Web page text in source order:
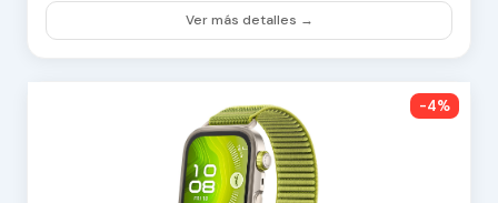
Ver más detalles →
-4%